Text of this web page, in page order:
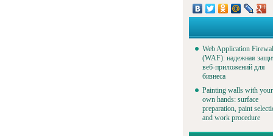
Web Application
(WAF): надежная
веб-приложений для
бизнеса
Painting walls with your
own hands: surface
preparation, paint
and work procedure